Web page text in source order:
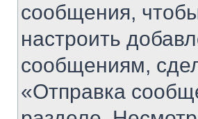
сообщения,
настроить
сообщениям,
«Отправка